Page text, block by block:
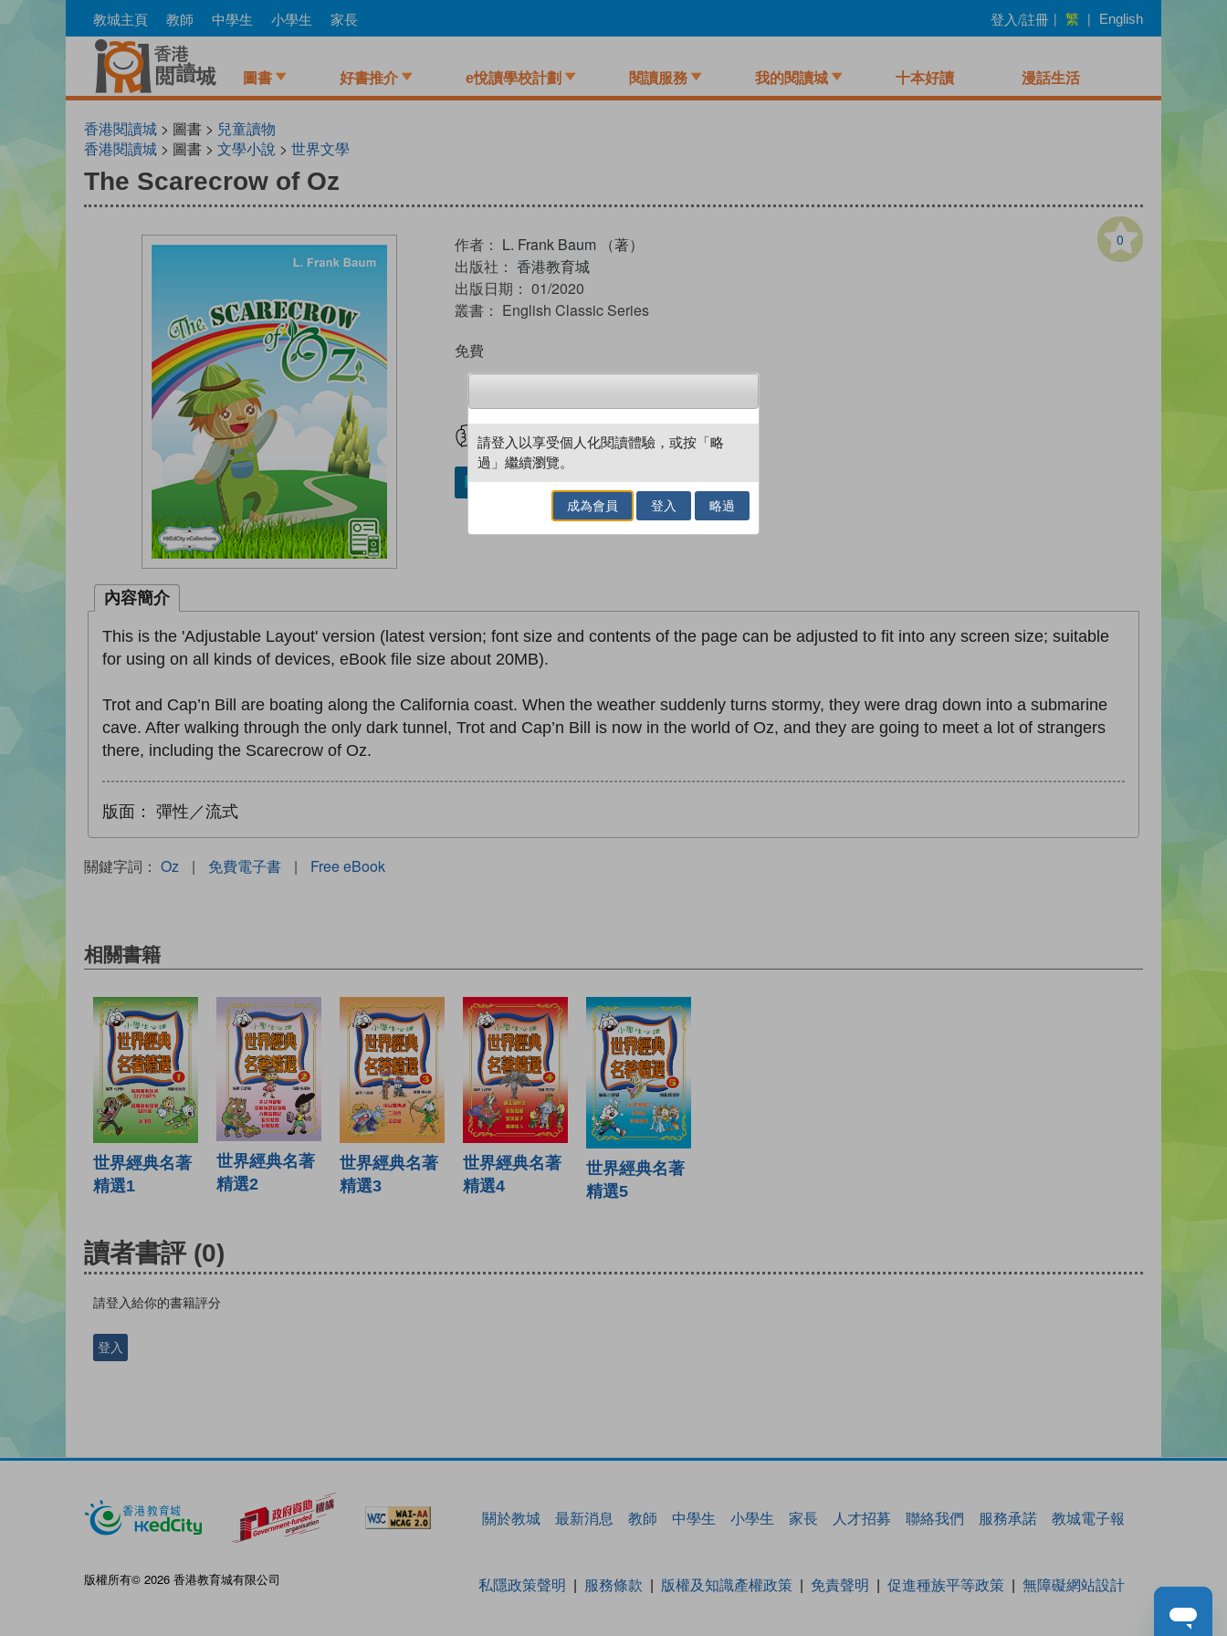
to
教城主頁 教師 中學生 小學生 家長 登入/註冊 | 繁 | English
圖書 好書推介 e悅讀學校計劃 閱讀服務 我的閱讀城 十本好讀 漫話生活
香港閱讀城 > 圖書 > 兒童讀物
香港閱讀城 > 圖書 > 文學小說 > 世界文學
The Scarecrow of Oz
0
作者： L. Frank Baum （著）
出版社： 香港教育城
出版日期： 01/2020
叢書： English Classic Series
免費
試閲 加入閱讀紀錄
加入／閱讀電子書
內容簡介
This is the 'Adjustable Layout' version (latest version; font size and contents of the page can be adjusted to fit into any screen size; suitable
for using on all kinds of devices, eBook file size about 20MB).
Trot and Cap’n Bill are boating along the California coast. When the weather suddenly turns stormy, they were drag down into a submarine
cave. After walking through the only dark tunnel, Trot and Cap’n Bill is now in the world of Oz, and they are going to meet a lot of strangers
there, including the Scarecrow of Oz.
版面： 彈性／流式
關鍵字詞： Oz | 免費電子書 | Free eBook
相關書籍
世界經典名著
精選1
世界經典名著
精選2
世界經典名著
精選3
世界經典名著
精選4
世界經典名著
精選5
讀者書評 (0)
請登入給你的書籍評分
登入
關於教城 最新消息 教師 中學生 小學生 家長 人才招募 聯絡我們 服務承諾 教城電子報
版權所有© 2026 香港教育城有限公司 私隱政策聲明 服務條款 版權及知識產權政策 免責聲明 促進種族平等政策 無障礙網站設計
請登入以享受個人化閱讀體驗，或按「略
過」繼續瀏覽。
成為會員 登入 略過